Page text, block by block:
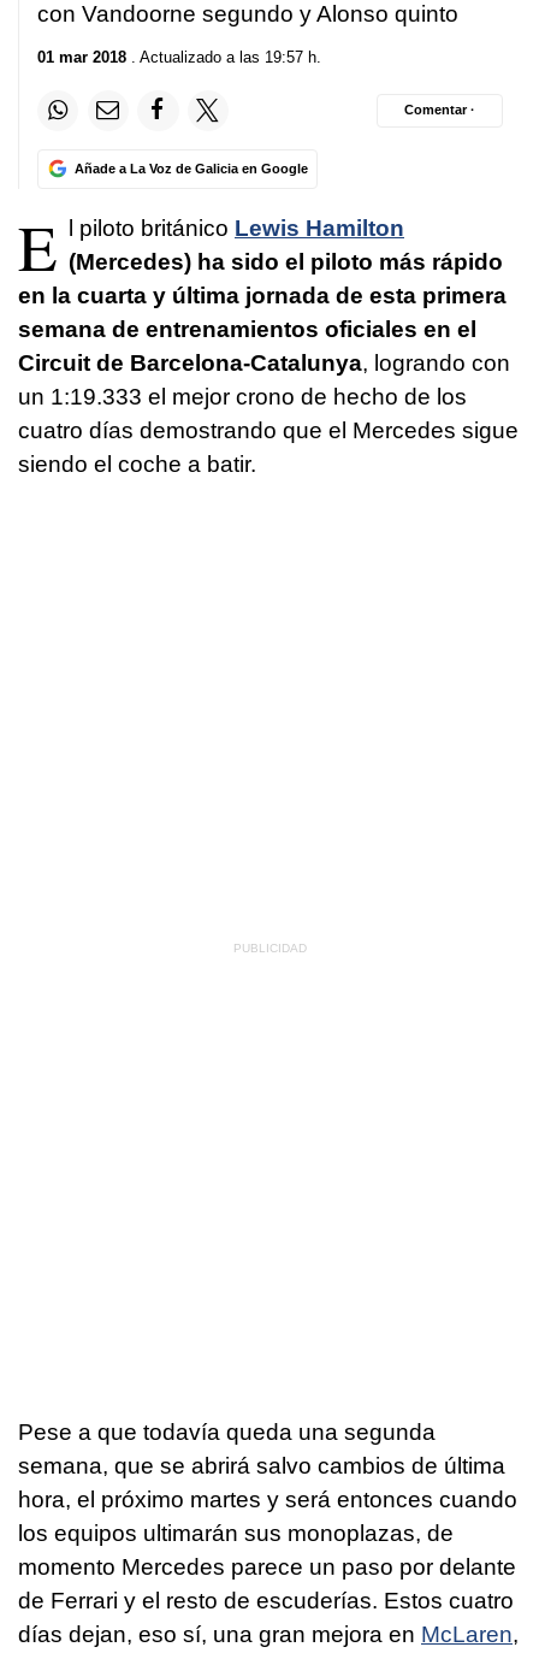
con Vandoorne segundo y Alonso quinto
01 mar 2018 . Actualizado a las 19:57 h.
Añade a La Voz de Galicia en Google
Comentar ·
E l piloto británico Lewis Hamilton
(Mercedes) ha sido el piloto más rápido
en la cuarta y última jornada de esta primera
semana de entrenamientos oficiales en el
Circuit de Barcelona-Catalunya, logrando con
un 1:19.333 el mejor crono de hecho de los
cuatro días demostrando que el Mercedes sigue
siendo el coche a batir.
Pese a que todavía queda una segunda
semana, que se abrirá salvo cambios de última
hora, el próximo martes y será entonces cuando
los equipos ultimarán sus monoplazas, de
momento Mercedes parece un paso por delante
de Ferrari y el resto de escuderías. Estos cuatro
días dejan, eso sí, una gran mejora en McLaren,